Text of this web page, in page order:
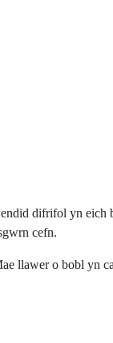
difrifol yn eich
cefn.
llawer o bobl yn